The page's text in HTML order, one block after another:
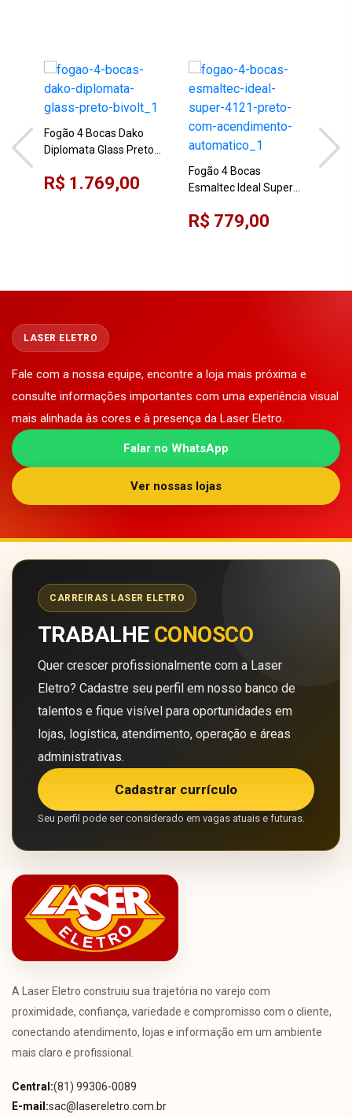
Fogão 4 Bocas Dako
Diplomata Glass Preto
R$ 1.769,00
Fogão 4 Bocas
Esmaltec Ideal Super
Acendimento
R$ 779,00
LASER ELETRO
Fale com a nossa equipe, encontre a loja mais próxima e
consulte informações importantes com uma experiência visual
mais alinhada às cores e à presença da Laser Eletro.
Falar no WhatsApp
Ver nossas lojas
CARREIRAS LASER ELETRO
TRABALHE CONOSCO
Quer crescer profissionalmente com a Laser
Eletro? Cadastre seu perfil em nosso banco de
talentos e fique visível para oportunidades em
lojas, logística, atendimento, operação e áreas
administrativas.
Cadastrar currículo
Seu perfil pode ser considerado em vagas atuais e futuras.
A Laser Eletro construiu sua trajetória no varejo com
proximidade, confiança, variedade e compromisso com o cliente,
conectando atendimento, lojas e informação em um ambiente
mais claro e profissional.
Central:(81) 99306-0089
E-mail:sac@lasereletro.com.br